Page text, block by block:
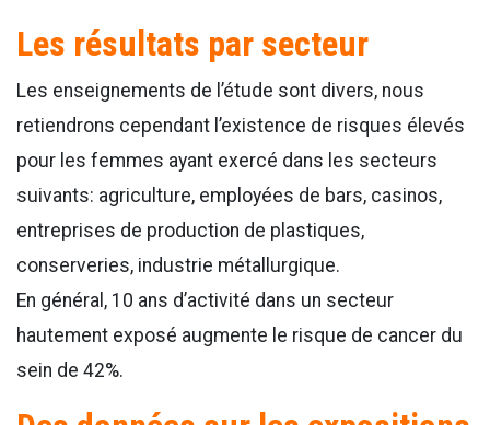
Les résultats par secteur
Les enseignements de l’étude sont divers, nous
retiendrons cependant l’existence de risques élevés
pour les femmes ayant exercé dans les secteurs
suivants: agriculture, employées de bars, casinos,
entreprises de production de plastiques,
conserveries, industrie métallurgique.
En général, 10 ans d’activité dans un secteur
hautement exposé augmente le risque de cancer du
sein de 42%.